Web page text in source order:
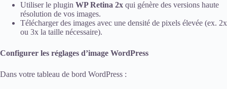
Utiliser le plugin WP Retina 2x qui génère des versions haute
résolution de vos images.
Télécharger des images avec une densité de pixels élevée (ex. 2x
ou 3x la taille nécessaire).
Configurer les réglages d’image WordPress
Dans votre tableau de bord WordPress :